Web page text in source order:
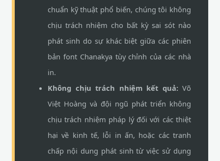
chuẩn kỹ thuật phổ biến, chúng tôi không
chịu trách nhiệm cho bất kỳ sai sót nào
phát sinh do sự khác biệt giữa các phiên
bản font Chanakya tùy chỉnh của các nhà
in.
Không chịu trách nhiệm kết quả:Võ
Việt Hoàng và đội ngũ phát triển không
chịu trách nhiệm pháp lý đối với các thiệt
hại về kinh tế, lỗi in ấn, hoặc các tranh
chấp nội dung phát sinh từ việc sử dụng